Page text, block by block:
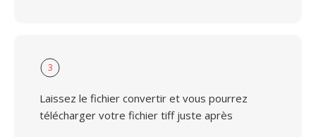
3
Laissez le fichier convertir et vous pourrez
télécharger votre fichier tiff juste après